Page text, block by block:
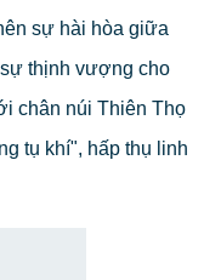
sự hài hòa giữa
thịnh vượng cho
chân núi Thiên Thọ
tụ khí", hấp thụ linh